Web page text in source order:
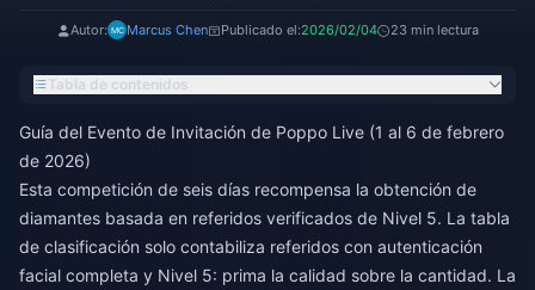
Autor: Marcus Chen Publicado el:2026/02/04 23 min lectura
Tabla de contenidos
Guía del Evento de Invitación de Poppo Live (1 al 6 de febrero
de 2026)
Esta competición de seis días recompensa la obtención de
diamantes basada en referidos verificados de Nivel 5. La tabla
de clasificación solo contabiliza referidos con autenticación
facial completa y Nivel 5: prima la calidad sobre la cantidad. La